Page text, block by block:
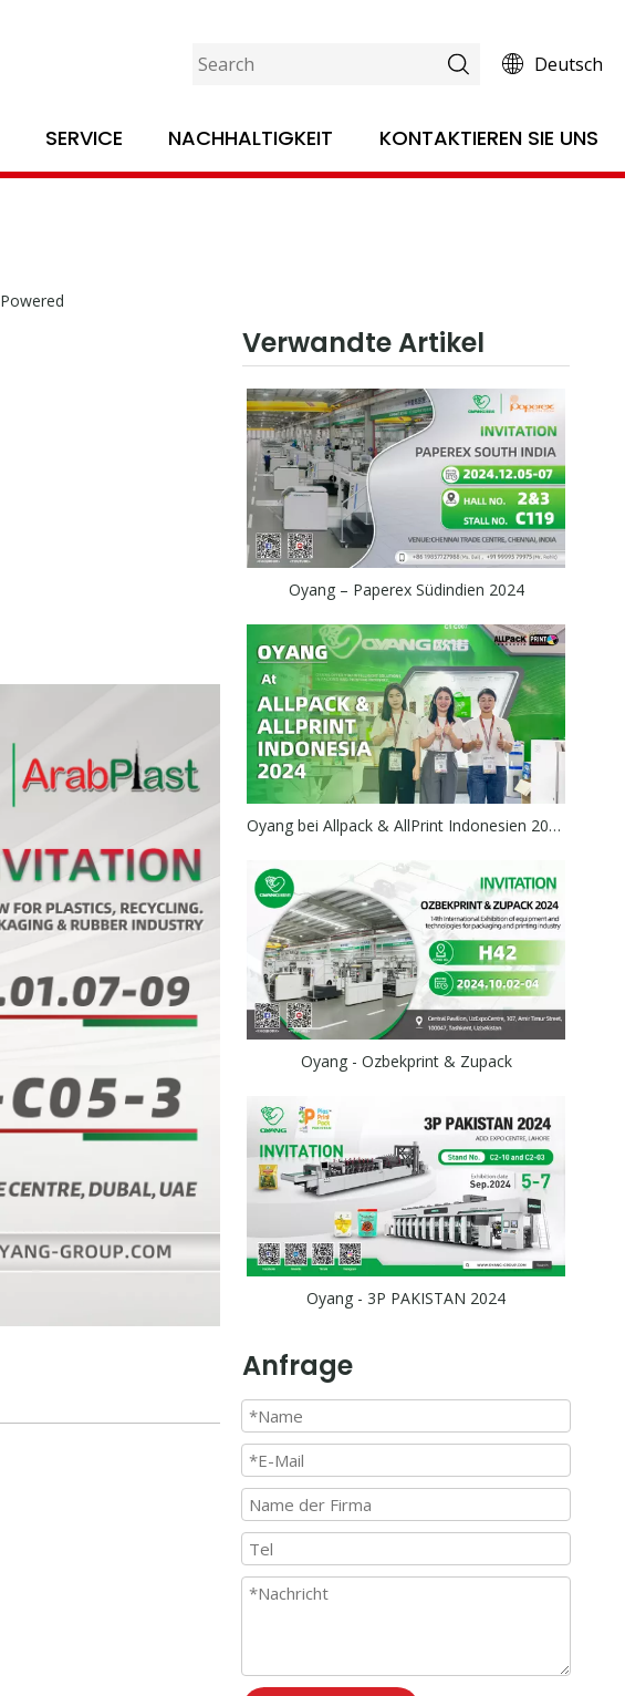
Deutsch
SERVICE NACHHALTIGKEIT KONTAKTIEREN SIE UNS
Powered
Verwandte Artikel
Oyang – Paperex Südindien 2024
Oyang bei Allpack & AllPrint Indonesien 2024
Oyang - Ozbekprint & Zupack
Oyang - 3P PAKISTAN 2024
Anfrage